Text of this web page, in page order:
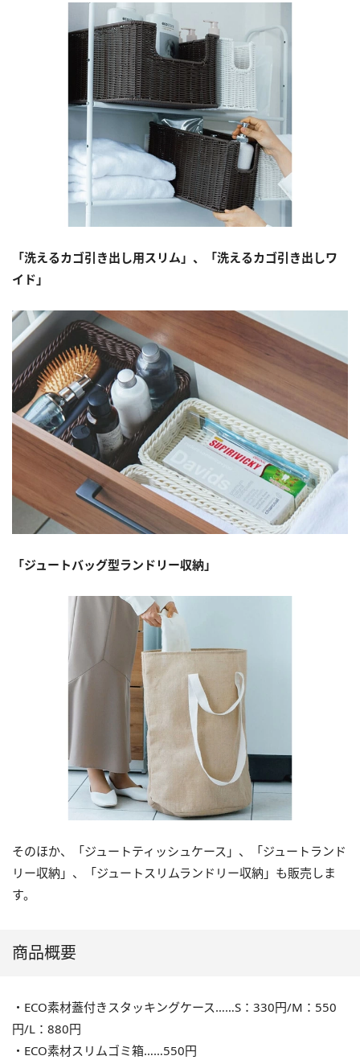
「洗えるカゴ引き出し用スリム」、「洗えるカゴ引き出しワ
イド」
「ジュートバッグ型ランドリー収納」
そのほか、「ジュートティッシュケース」、「ジュートランド
リー収納」、「ジュートスリムランドリー収納」も販売しま
す。
商品概要
・ECO素材蓋付きスタッキングケース……S：330円/M：550
円/L：880円
・ECO素材スリムゴミ箱……550円